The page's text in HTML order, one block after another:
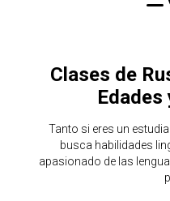
Clases de
Edades
Tanto si eres un
busca habilidades
apasionado de las